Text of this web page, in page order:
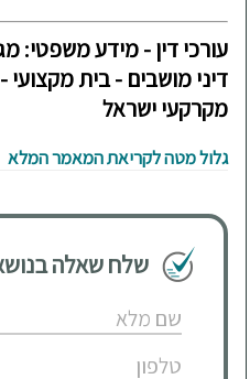
עורכי דין - מידע משפטי:
דיני מושבים - בית
מקרקעי ישראל
גלול מטה לקריאת המאמר המלא
שלח שאלה